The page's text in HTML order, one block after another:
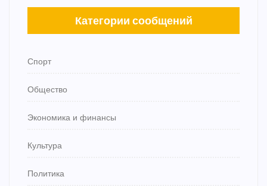
Категории сообщений
Спорт
Общество
Экономика и финансы
Культура
Политика